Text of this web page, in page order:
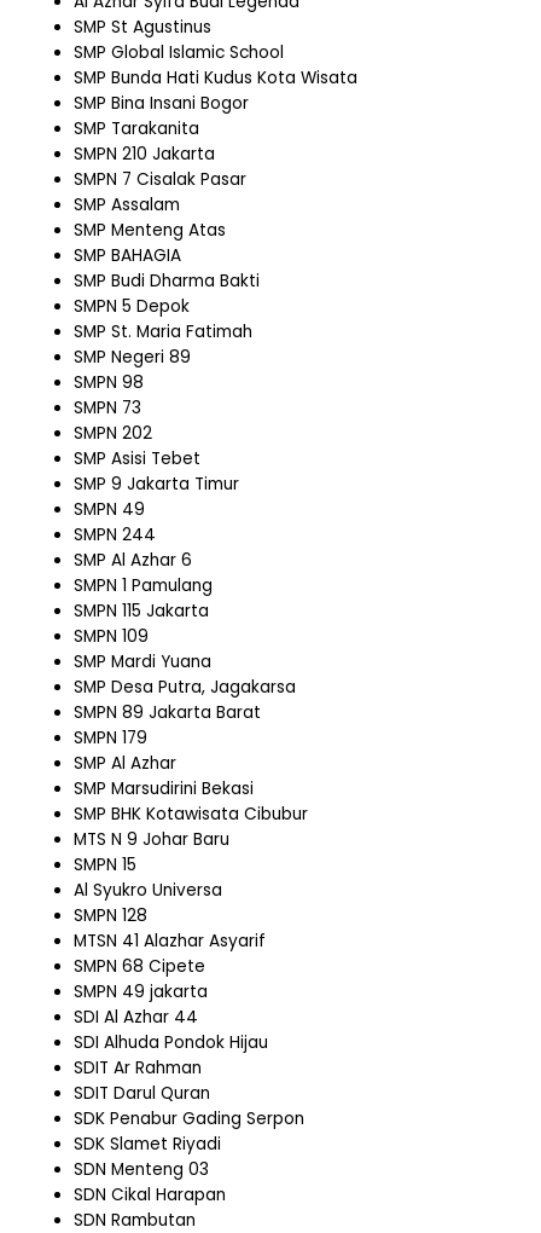
SMP St Agustinus
SMP Global Islamic School
SMP Bunda Hati Kudus Kota Wisata
SMP Bina Insani Bogor
SMP Tarakanita
SMPN 210 Jakarta
SMPN 7 Cisalak Pasar
SMP Assalam
SMP Menteng Atas
SMP BAHAGIA
SMP Budi Dharma Bakti
SMPN 5 Depok
SMP St. Maria Fatimah
SMP Negeri 89
SMPN 98
SMPN 73
SMPN 202
SMP Asisi Tebet
SMP 9 Jakarta Timur
SMPN 49
SMPN 244
SMP Al Azhar 6
SMPN 1 Pamulang
SMPN 115 Jakarta
SMPN 109
SMP Mardi Yuana
SMP Desa Putra, Jagakarsa
SMPN 89 Jakarta Barat
SMPN 179
SMP Al Azhar
SMP Marsudirini Bekasi
SMP BHK Kotawisata Cibubur
MTS N 9 Johar Baru
SMPN 15
Al Syukro Universa
SMPN 128
MTSN 41 Alazhar Asyarif
SMPN 68 Cipete
SMPN 49 jakarta
SDI Al Azhar 44
SDI Alhuda Pondok Hijau
SDIT Ar Rahman
SDIT Darul Quran
SDK Penabur Gading Serpon
SDK Slamet Riyadi
SDN Menteng 03
SDN Cikal Harapan
SDN Rambutan